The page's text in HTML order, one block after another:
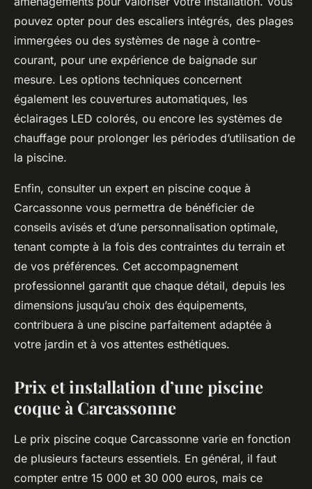
pouvez opter pour des escaliers intégrés, des plages
immergées ou des systèmes de nage à contre-
courant, pour une expérience de baignade sur
mesure. Les options techniques concernent
également les couvertures automatiques, les
éclairages LED colorés, ou encore les systèmes de
chauffage pour prolonger les périodes d’utilisation de
la piscine.
Enfin, consulter un expert en piscine coque à
Carcassonne vous permettra de bénéficier de
conseils avisés et d’une personnalisation optimale,
tenant compte à la fois des contraintes du terrain et
de vos préférences. Cet accompagnement
professionnel garantit que chaque détail, depuis les
dimensions jusqu’au choix des équipements,
contribuera à une piscine parfaitement adaptée à
votre jardin et à vos attentes esthétiques.
Prix et installation d’une piscine
coque à Carcassonne
Le prix piscine coque Carcassonne varie en fonction
de plusieurs facteurs essentiels. En général, il faut
compter entre 15 000 et 30 000 euros, mais ce